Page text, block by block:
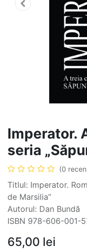
Imperator.
seria
(0
Titlul: Imperator.
de Marsilia”
Autorul: Dan Bundă
ISBN 978-606-001-
65,00 lei